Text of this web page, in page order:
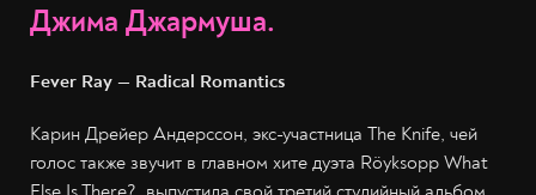
Джима Джармуша.
Fever Ray — Radical Romantics
Карин Дрейер Андерссон, экс-участница The Knife, чей
голос также звучит в главном хите дуэта Röyksopp What